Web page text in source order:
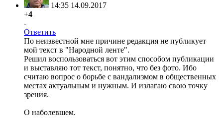
14:35 14.09.2017
+4
-
Ответить
По неизвестной мне причине редакция не публикует
мой текст в "Народной ленте".
Решил воспользоваться вот этим способом публикации
и выставляю тот текст, понятно, что без фото. Ибо
считаю вопрос о борьбе с вандализмом в общественных
местах актуальным и нужным. И излагаю свою точку
зрения.
О наболевшем.